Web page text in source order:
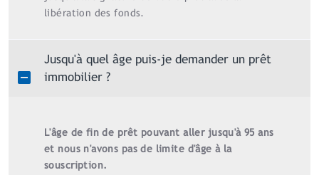
libération des fonds.
Jusqu'à quel âge puis-je demander un prêt
immobilier ?
L'âge de fin de prêt pouvant aller jusqu'à 95 ans
et nous n'avons pas de limite d'âge à la
souscription.